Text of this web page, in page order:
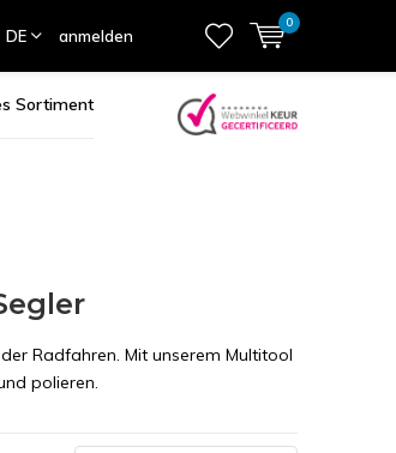
DE anmelden
0
Sortiment
Radfahren. Mit unserem Multitool
polieren.